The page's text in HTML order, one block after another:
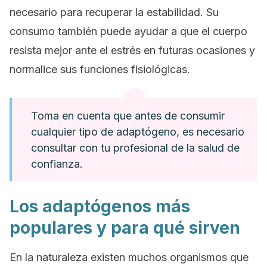
necesario para recuperar la estabilidad. Su
consumo también puede ayudar a que el cuerpo
resista mejor ante el estrés en futuras ocasiones y
normalice sus funciones fisiológicas.
Toma en cuenta que antes de consumir
cualquier tipo de adaptógeno, es necesario
consultar con tu profesional de la salud de
confianza.
Los adaptógenos más
populares y para qué sirven
En la naturaleza existen muchos organismos que